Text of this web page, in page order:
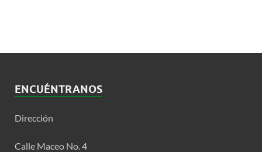
ENCUÉNTRANOS
Dirección
Calle Maceo No. 4